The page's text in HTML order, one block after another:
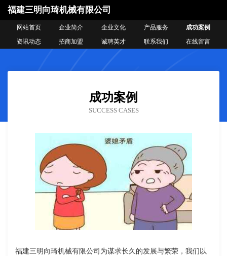
福建三明向琦机械有限公司
网站首页 企业简介 企业文化 产品服务
成功案例
资讯动态
招商加盟 诚聘英才 联系我们 在线留言
成功案例
SUCCESS CASES
福建三明向琦机械有限公司为谋求长久的发展与繁荣，我们以